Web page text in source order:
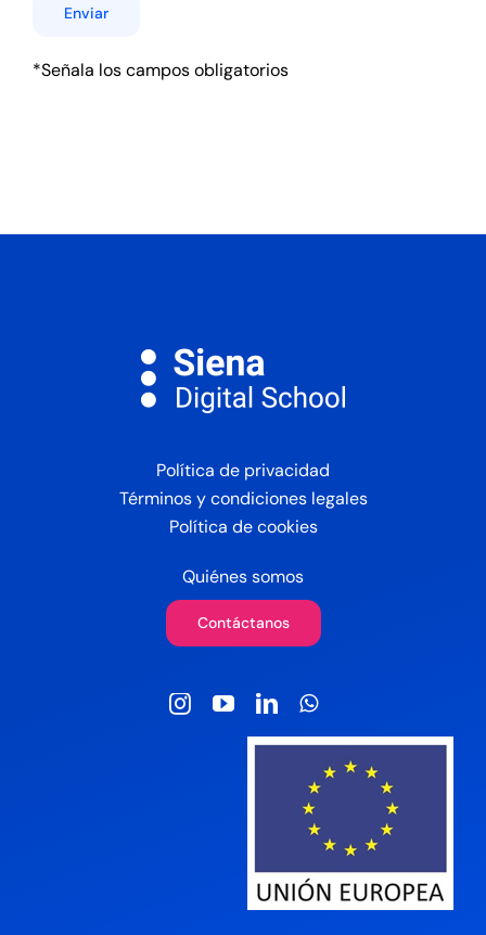
*Señala los campos obligatorios
Política de privacidad
Términos y condiciones legales
Política de cookies
Quiénes somos
Contáctanos